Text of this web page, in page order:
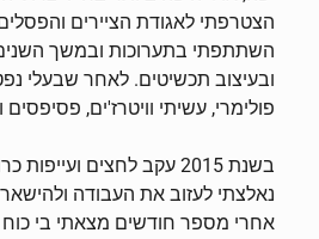
הצטרפתי לאגודת הציירים
השתתפתי בתערוכות ובמשך
ובעיצוב תכשיטים. לאחר שבעלי
פולימרי, עשיתי וויטרז'ים,
בשנת 2015 עקב לחצים
נאלצתי לעזוב את העבודה
אחרי מספר חודשים מצאתי בי כוח